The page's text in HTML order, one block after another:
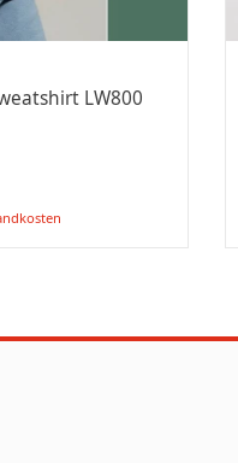
LW800